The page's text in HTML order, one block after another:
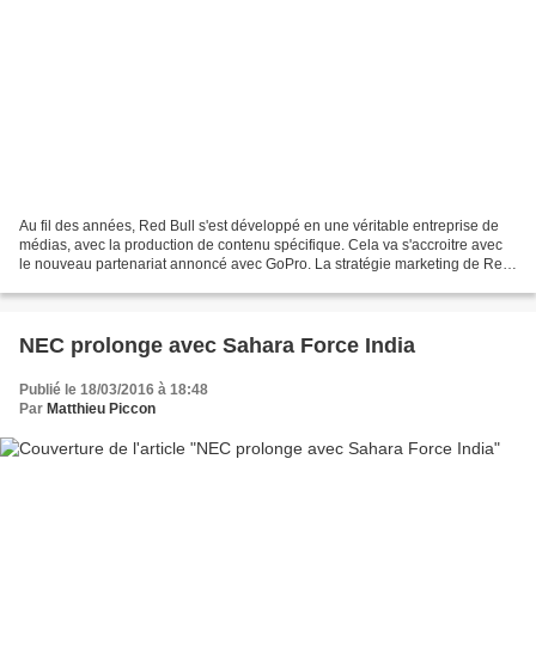
Au fil des années, Red Bull s'est développé en une véritable entreprise de
médias, avec la production de contenu spécifique. Cela va s'accroitre avec
le nouveau partenariat annoncé avec GoPro. La stratégie marketing de Red
NEC prolonge avec Sahara Force India
Publié le 18/03/2016 à 18:48
Par Matthieu Piccon